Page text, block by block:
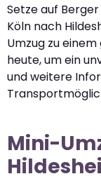
Setze auf
Köln nach
Umzug zu
heute, um ein
und weitere
Mini-